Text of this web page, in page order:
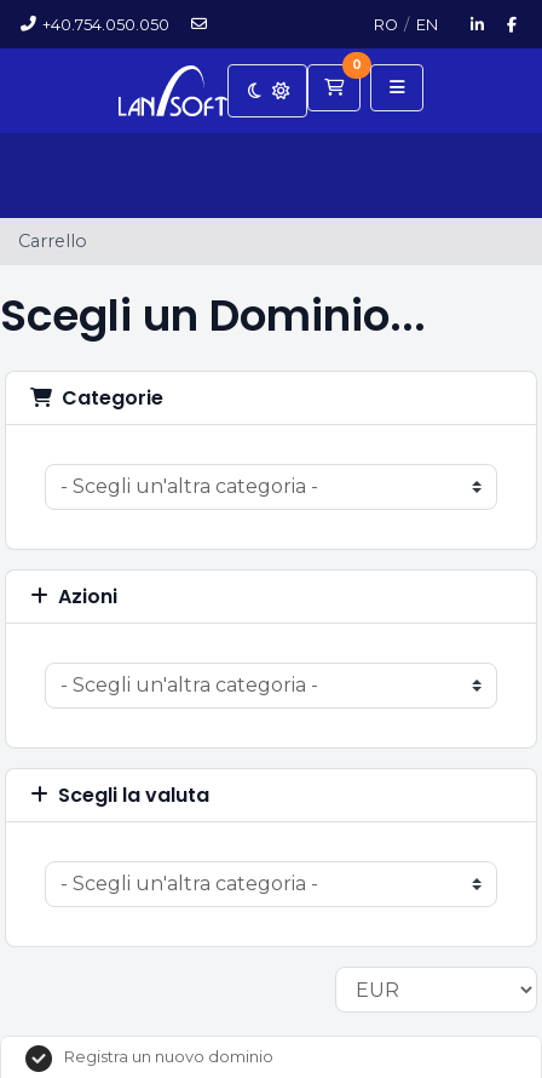
+40.754.050.050 RO / EN
0
Carrello
Carrello
Scegli un Dominio...
Categorie
Azioni
Scegli la valuta
Registra un nuovo dominio